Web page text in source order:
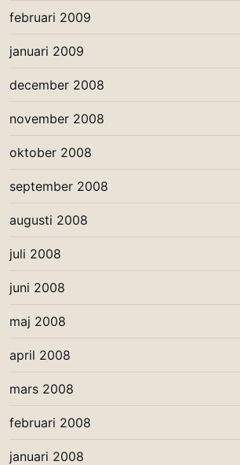
februari 2009
januari 2009
december 2008
november 2008
oktober 2008
september 2008
augusti 2008
juli 2008
juni 2008
maj 2008
april 2008
mars 2008
februari 2008
januari 2008